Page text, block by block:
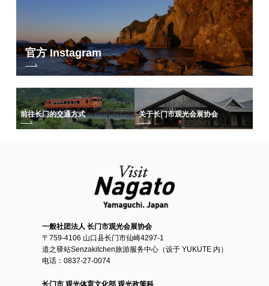
官方 Instagram
前往长门的交通方式 关于长门市观光会展协会
一般社团法人 长门市观光会展协会
〒759-4106 山口县长门市仙崎4297-1
道之驿站Senzakitchen旅游服务中心（设于 YUKUTE 内）
电话：0837-27-0074